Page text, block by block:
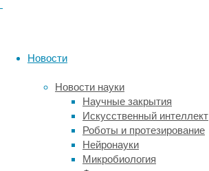
Новости
Новости науки
Научные закрытия
Искусственный интеллект
Роботы и протезирование
Нейронауки
Микробиология
Wegovy
семаглутид,
разработанный
компанией
Novo
Nordisk
для